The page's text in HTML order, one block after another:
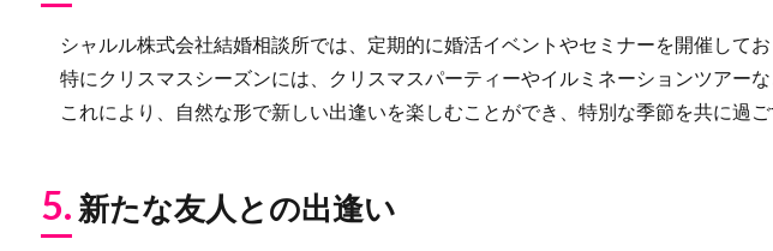
シャルル株式会社結婚相談所では、定期的に婚活イベントやセミナーを開催して
特にクリスマスシーズンには、クリスマスパーティーやイルミネーションツアー
これにより、自然な形で新しい出逢いを楽しむことができ、特別な季節を共に過
5. 新たな友人との出逢い